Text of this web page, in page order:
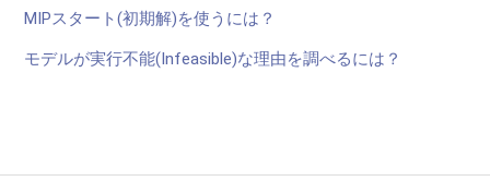
MIPスタート(初期解)を使うには？
モデルが実行不能(Infeasible)な理由を調べるには？